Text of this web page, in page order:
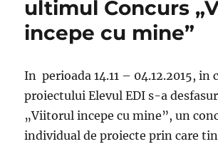
ultimul Concurs
incepe cu mine”
In perioada 14.11 – 04.12.2015, in
proiectului Elevul EDI s-a
„Viitorul incepe cu mine”, un
individual de proiecte prin care